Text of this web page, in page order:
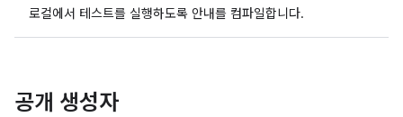
로컬에서 테스트를 실행하도록 안내를 컴파일합니다.
공개 생성자